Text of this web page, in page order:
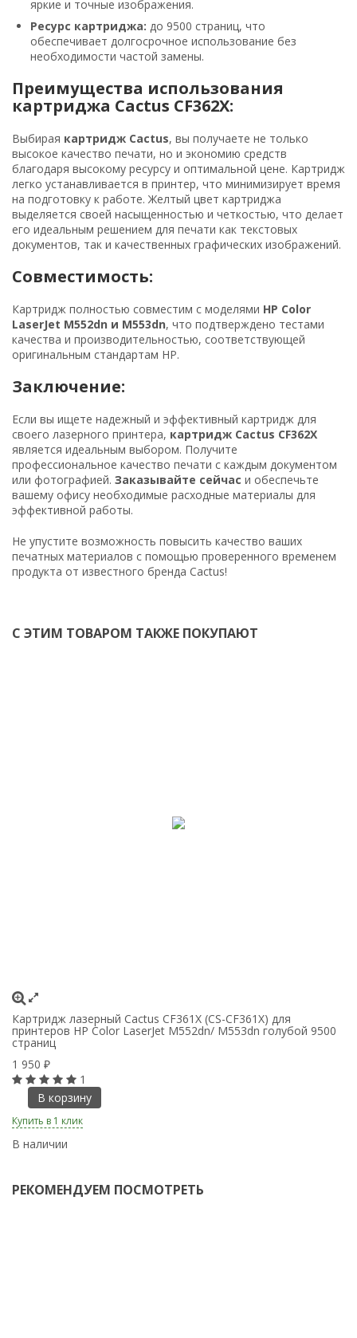
яркие и точные изображения.
Ресурс картриджа: до 9500 страниц, что
обеспечивает долгосрочное использование без
необходимости частой замены.
Преимущества использования
картриджа Cactus CF362X:
Выбирая картридж Cactus, вы получаете не только
высокое качество печати, но и экономию средств
благодаря высокому ресурсу и оптимальной цене. Картридж
легко устанавливается в принтер, что минимизирует время
на подготовку к работе. Желтый цвет картриджа
выделяется своей насыщенностью и четкостью, что делает
его идеальным решением для печати как текстовых
документов, так и качественных графических изображений.
Совместимость:
Картридж полностью совместим с моделями HP Color
LaserJet M552dn и M553dn, что подтверждено тестами
качества и производительностью, соответствующей
оригинальным стандартам HP.
Заключение:
Если вы ищете надежный и эффективный картридж для
своего лазерного принтера, картридж Cactus CF362X
является идеальным выбором. Получите
профессиональное качество печати с каждым документом
или фотографией. Заказывайте сейчас и обеспечьте
вашему офису необходимые расходные материалы для
эффективной работы.
Не упустите возможность повысить качество ваших
печатных материалов с помощью проверенного временем
продукта от известного бренда Cactus!
С ЭТИМ ТОВАРОМ ТАКЖЕ ПОКУПАЮТ
Картридж лазерный Cactus CF361X (CS-CF361X) для
принтеров HP Color LaserJet M552dn/ M553dn голубой 9500
страниц
1 950 ₽
1
В корзину
Купить в 1 клик
В наличии
РЕКОМЕНДУЕМ ПОСМОТРЕТЬ